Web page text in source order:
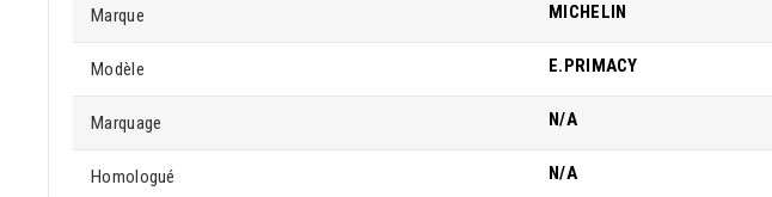
Marque MICHELIN
Modèle E.PRIMACY
Marquage N/A
Homologué N/A